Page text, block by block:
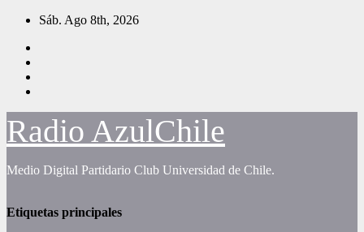
Saltar
contenido
Sáb. Ago 8th, 2026
Radio AzulChile
Medio Digital Partidario Club Universidad de Chile.
Etiquetas principales